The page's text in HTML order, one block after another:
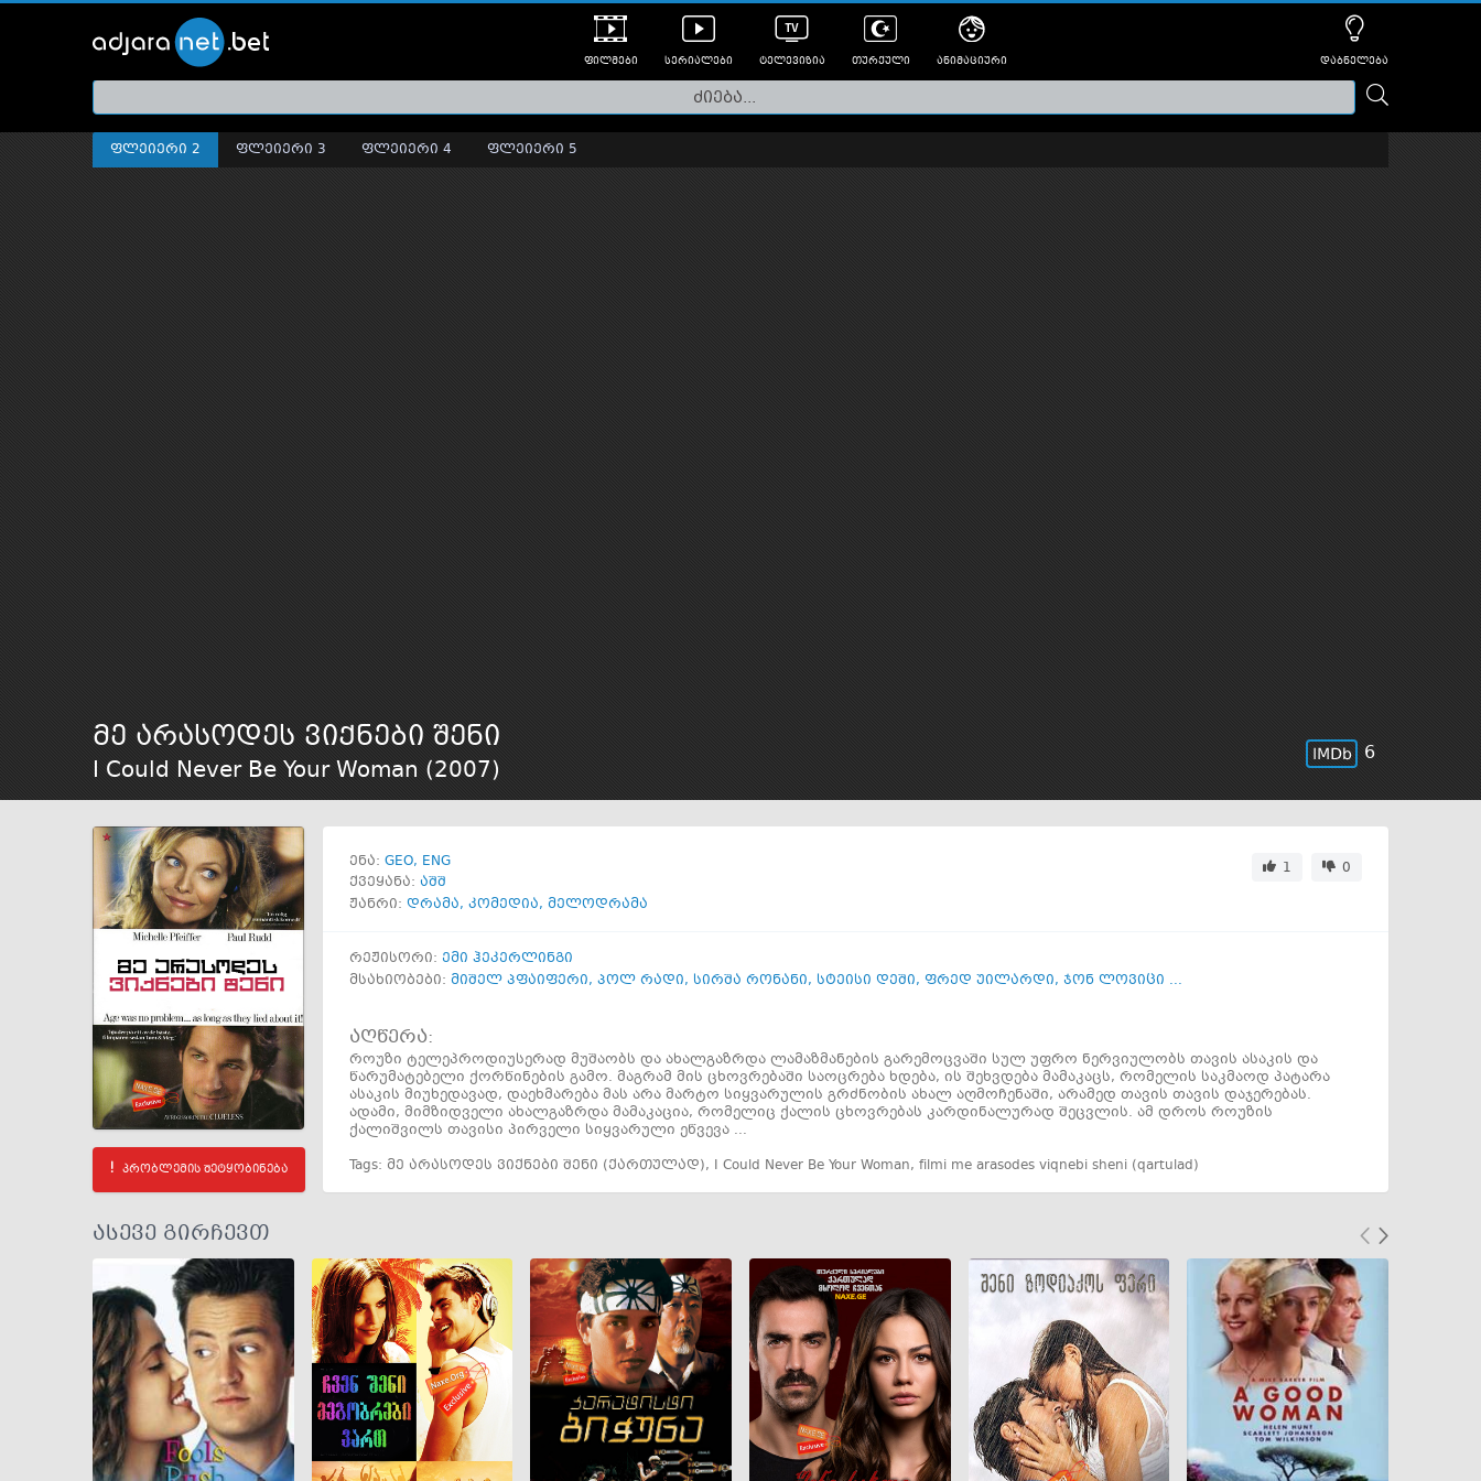
ფილმები
თრეილერები
სერიალები ტელევიზია თურქული ანიმაციური დაბნელება
ფლეიერი 2 ფლეიერი 3 ფლეიერი 4 ფლეიერი 5
მე არასოდეს ვიქნები შენი
I Could Never Be Your Woman (2007)
6
პრობლემის შეტყობინება
ენა: GEO ENG
ქვეყანა: აშშ
1
0
ჟანრი: დრამა, კომედია, მელოდრამა
რეჟისორი: ემი ჰეკერლინგი
მსახიობები: მიშელ პფაიფერი, პოლ რადი, სირშა რონანი, სტეისი დეში, ფრედ უილარდი, ჯონ ლოვიცი ...
აღწერა:
როუზი ტელეპროდიუსერად მუშაობს და ახალგაზრდა ლამაზმანების გარემოცვაში სულ უფრო ნერვიულობს თავის ასაკის და
წარუმატებელი ქორწინების გამო. მაგრამ მის ცხოვრებაში საოცრება ხდება, ის შეხვდება მამაკაცს, რომელის საკმაოდ პატარა
ასაკის მიუხედავად, დაეხმარება მას არა მარტო სიყვარულის გრძნობის ახალ აღმოჩენაში, არამედ თავის თავის დაჯერებას.
ადამი, მიმზიდველი ახალგაზრდა მამაკაცია, რომელიც ქალის ცხოვრებას კარდინალურად შეცვლის. ამ დროს როუზის
ქალიშვილს თავისი პირველი სიყვარული ეწვევა ...
Tags: მე არასოდეს ვიქნები შენი (ქართულად), I Could Never Be Your Woman, filmi me arasodes viqnebi sheni (qartulad)
ასევე გირჩევთ